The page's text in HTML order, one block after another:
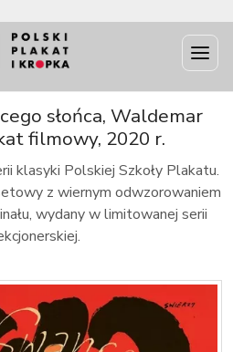
słońca, Waldemar
filmowy, 2020 r.
klasyki Polskiej Szkoły Plakatu.
z wiernym odwzorowaniem
wydany w limitowanej serii